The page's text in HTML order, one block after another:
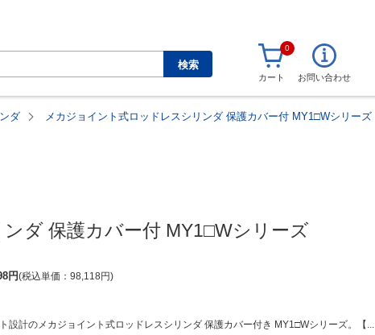
検索
0
カート お問い合わせ
ダ
メカジョイント式ロッドレスシリンダ 保護カバー付 MY1□Wシリーズ
ダ 保護カバー付 MY1□Wシリーズ
円 税込単価 98,118円
設計のメカジョイント式ロッドレスシリンダ 保護カバー付き MY1□Wシリーズ。【...